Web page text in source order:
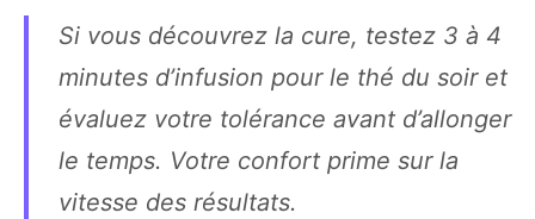
Si vous découvrez la cure, testez 3 à 4
minutes d’infusion pour le thé du soir et
évaluez votre tolérance avant d’allonger
le temps. Votre confort prime sur la
vitesse des résultats.